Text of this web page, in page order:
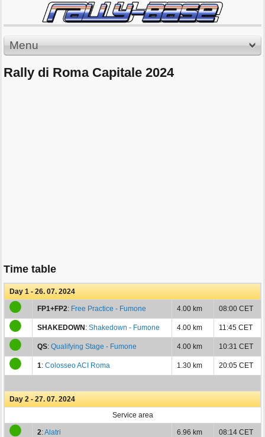
Menu
Rally di Roma Capitale 2024
Time table
Day 1 - 26. 07. 2024
FP1+FP2: Free Practice - Fumone 4.00 km 08:00 CET
SHAKEDOWN : Shakedown - Fumone 4.00 km 11:45 CET
QS: Qualifying Stage - Fumone 4.00 km 10:31 CET
1: Colosseo ACI Roma 1.30 km 20:05 CET
Day 2 - 27. 07. 2024
Service area
2:Alatri 6.96 km 08:14 CET